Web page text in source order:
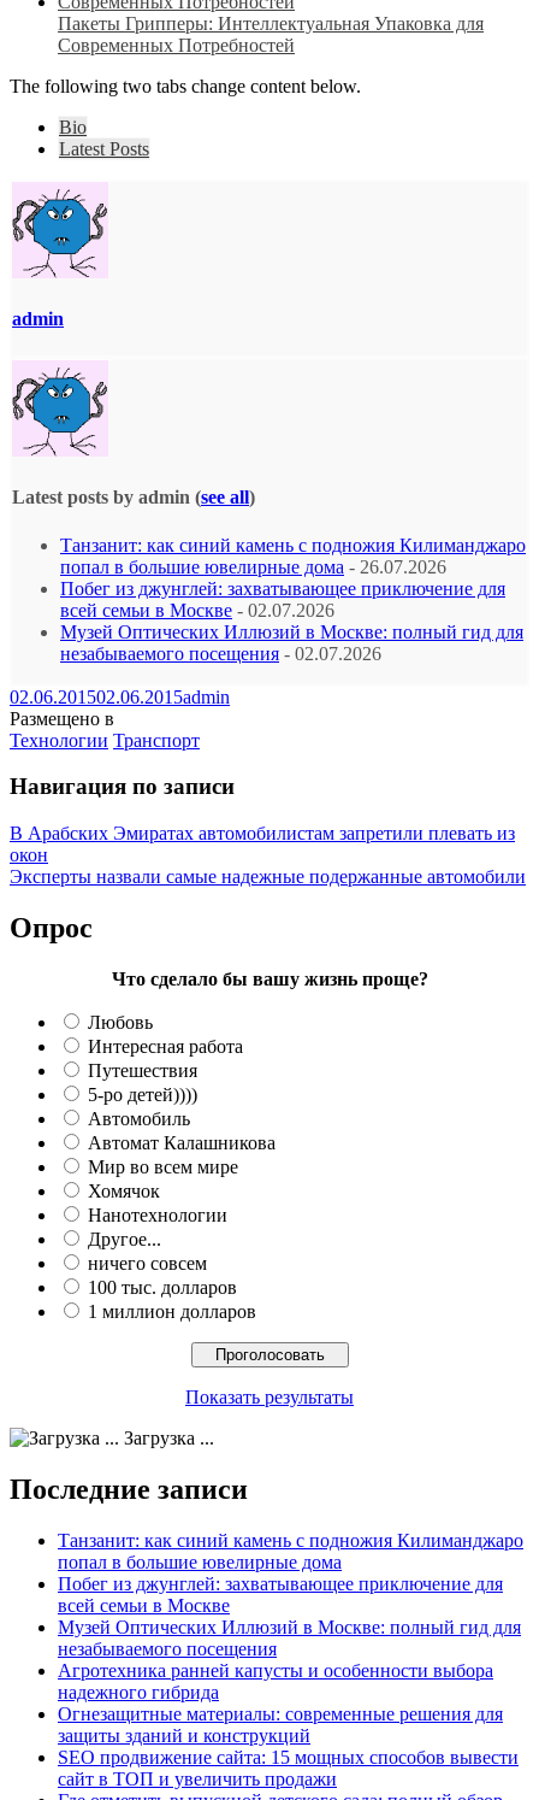
Пакеты Грипперы: Интеллектуальная Упаковка для
Современных Потребностей
The following two tabs change content below.
Bio
Latest Posts
admin
Latest posts by admin (see all)
Танзанит: как синий камень с подножия Килиманджаро
попал в большие ювелирные дома - 26.07.2026
Побег из джунглей: захватывающее приключение для
всей семьи в Москве - 02.07.2026
Музей Оптических Иллюзий в Москве: полный гид для
незабываемого посещения - 02.07.2026
02.06.201502.06.2015admin
Размещено в
Технологии Транспорт
Навигация по записи
В Арабских Эмиратах автомобилистам запретили плевать из
окон
Эксперты назвали самые надежные подержанные автомобили
Опрос
Что сделало бы вашу жизнь проще?
Любовь
Интересная работа
Путешествия
5-ро детей))))
Автомобиль
Автомат Калашникова
Мир во всем мире
Хомячок
Нанотехнологии
Другое...
ничего совсем
100 тыс. долларов
1 миллион долларов
Показать результаты
Загрузка ...
Последние записи
Танзанит: как синий камень с подножия Килиманджаро
попал в большие ювелирные дома
Побег из джунглей: захватывающее приключение для
всей семьи в Москве
Музей Оптических Иллюзий в Москве: полный гид для
незабываемого посещения
Агротехника ранней капусты и особенности выбора
надежного гибрида
Огнезащитные материалы: современные решения для
защиты зданий и конструкций
SEO продвижение сайта: 15 мощных способов вывести
сайт в ТОП и увеличить продажи